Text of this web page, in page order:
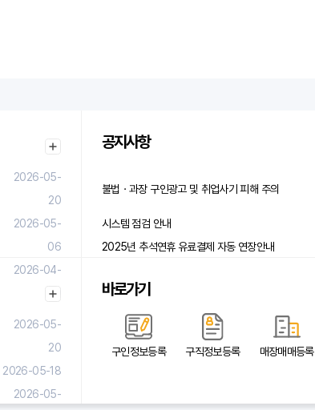
2026-05-
20
2026-05-
06
2026-04-
29
2026-05-
20
2026-05-18
2026-05-
공지사항
불법ㆍ과장 구인광고 및 취업사기 피해 주의
시스템 점검 안내
2025년 추석연휴 유료결제 자동 연장안내
바로가기
구인정보등록 구직정보등록 매장매매등록